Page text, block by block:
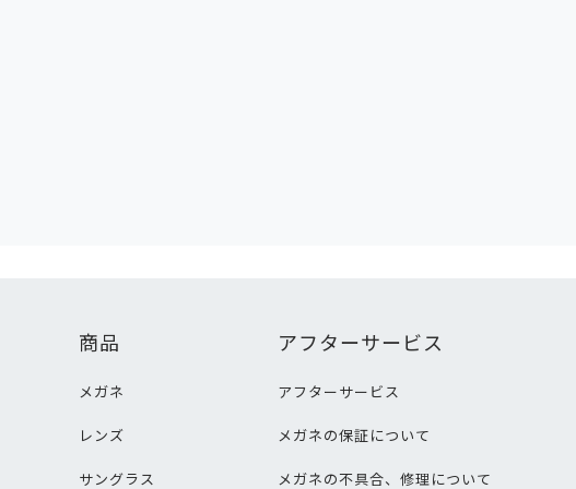
商品
メガネ
レンズ
サングラス
アフターサービス
アフターサービス
メガネの保証について
メガネの不具合、修理について